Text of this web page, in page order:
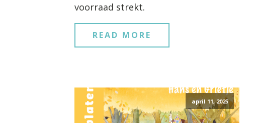
voorraad strekt.
READ MORE
april 11, 2025